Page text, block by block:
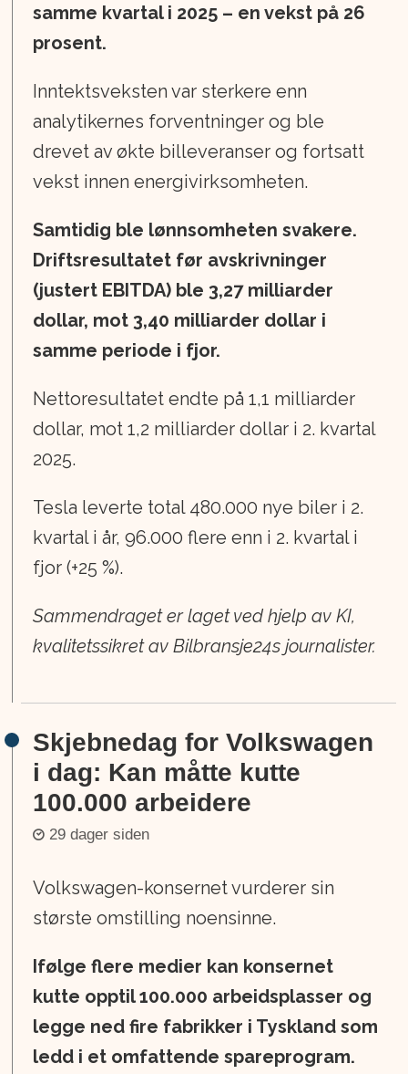
samme kvartal i 2025 – en vekst på 26
prosent.
Inntektsveksten var sterkere enn
analytikernes forventninger og ble
drevet av økte billeveranser og fortsatt
vekst innen energivirksomheten.
Samtidig ble lønnsomheten svakere.
Driftsresultatet før avskrivninger
(justert EBITDA) ble 3,27 milliarder
dollar, mot 3,40 milliarder dollar i
samme periode i fjor.
Nettoresultatet endte på 1,1 milliarder
dollar, mot 1,2 milliarder dollar i 2. kvartal
2025.
Tesla leverte total 480.000 nye biler i 2.
kvartal i år, 96.000 flere enn i 2. kvartal i
fjor (+25 %).
Sammendraget er laget ved hjelp av KI,
kvalitetssikret av Bilbransje24s journalister.
Skjebnedag for Volkswagen
i dag: Kan måtte kutte
100.000 arbeidere
29 dager siden
Volkswagen-konsernet vurderer sin
største omstilling noensinne.
Ifølge flere medier kan konsernet
kutte opptil 100.000 arbeidsplasser og
legge ned fire fabrikker i Tyskland som
ledd i et omfattende spareprogram.